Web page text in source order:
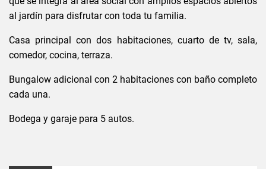
al jardín para disfrutar con toda tu familia.
Casa principal con dos habitaciones, cuarto de tv, sala,
comedor, cocina, terraza.
Bungalow adicional con 2 habitaciones con baño completo
cada una.
Bodega y garaje para 5 autos.